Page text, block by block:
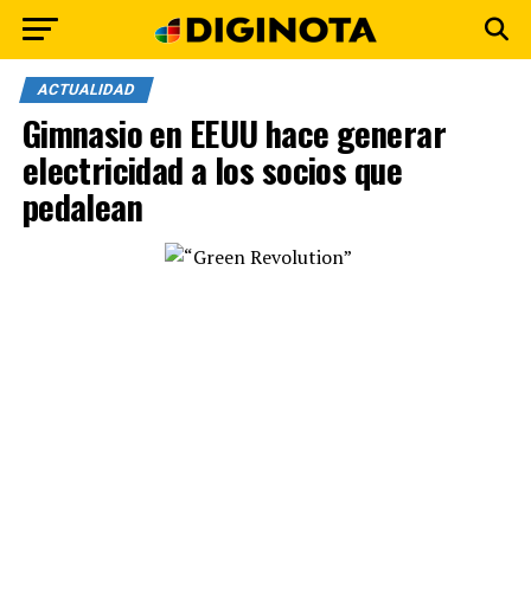
ACTUALIDAD
Gimnasio en EEUU hace generar
electricidad a los socios que
pedalean